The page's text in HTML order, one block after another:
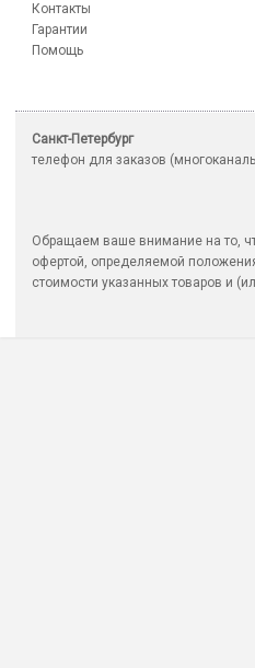
Контакты
Гарантии
Помощь
Санкт-Петербург
телефон для заказов
Обращаем ваше внимание на то,
офертой, определяемой
стоимости указанных товаров и